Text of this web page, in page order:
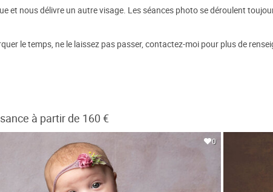
et nous délivre un autre visage. Les séances photo se déroulent
le temps, ne le laissez pas passer, contactez-moi pour plus de
à partir de 160 €
0